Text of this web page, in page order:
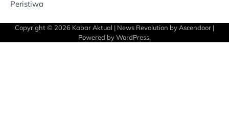
Peristiwa
Copyright © 2026 Kabar Aktual | News Revolution byAscendoor |
Powered byWordPress.